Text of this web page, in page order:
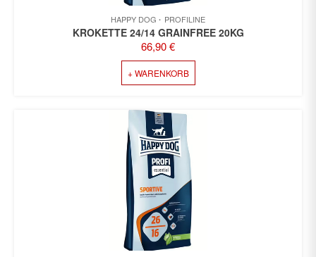
HAPPY DOG PROFILINE
KROKETTE 24/14 GRAINFREE 20KG
66,90€
+ WARENKORB